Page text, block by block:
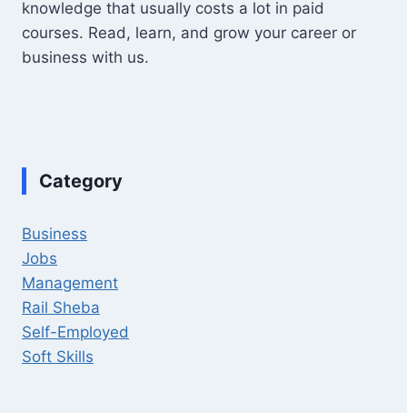
knowledge that usually costs a lot in paid
courses. Read, learn, and grow your career or
business with us.
Category
Business
Jobs
Management
Rail Sheba
Self-Employed
Soft Skills